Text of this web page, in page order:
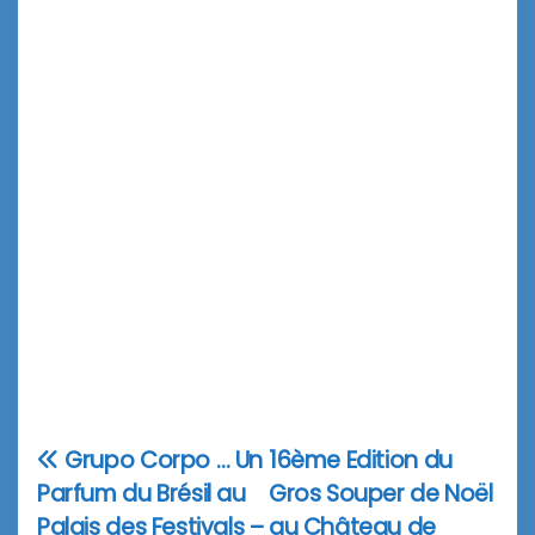
Navigation
de
16ème Edition du
Gros Souper de Noël
au Château de
Grupo Corpo … Un
Parfum du Brésil au
Palais des Festivals –